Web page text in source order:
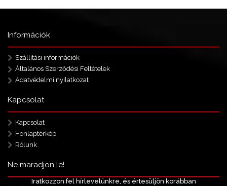
Információk
Szállítási információk
Általános Szerződési Feltételek
Adatvédelmi nyilatkozat
Kapcsolat
Kapcsolat
Honlaptérkép
Rólunk
Ne maradjon le!
Iratkozzon fel hírlevelünkre, és értesüljön korábban